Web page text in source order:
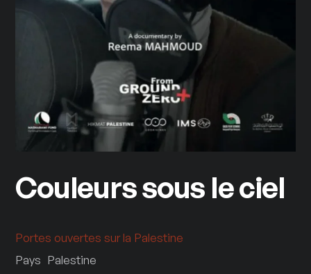
Couleurs sous le ciel
Portes ouvertes sur la Palestine
Pays Palestine